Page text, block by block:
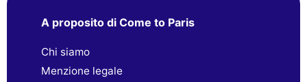
A proposito di Come to Paris
Chi siamo
Menzione legale